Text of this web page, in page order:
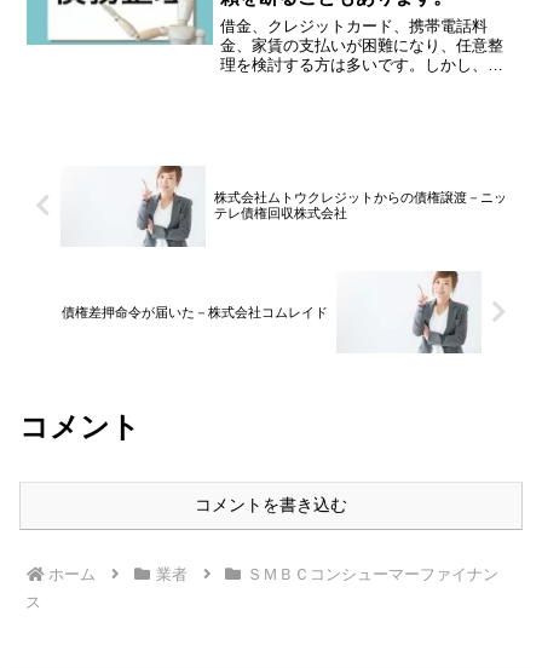
借金、クレジットカード、携帯電話料
金、家賃の支払いが困難になり、任意整
理を検討する方は多いです。しかし、
株式会社ムトウクレジットからの債権譲渡－ニッ
テレ債権回収株式会社
債権差押命令が届いた－株式会社コムレイド
コメント
コメントを書き込む
ホーム 業者
ＳＭＢＣコンシューマーファイナン
ス